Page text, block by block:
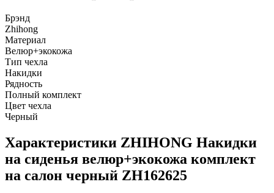
Брэнд
Zhihong
Материал
Велюр+экокожа
Тип чехла
Накидки
Рядность
Полный комплект
Цвет чехла
Черный
Характеристики ZHIHONG Накидки
на сиденья велюр+экокожа комплект
на салон черный ZH162625